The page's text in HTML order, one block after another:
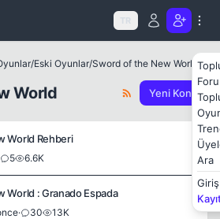
TR
Ara
Giriş
/Eski Oyunlar/Sword of the New World
World Yeni Konu
World Rehberi
5 6.6K
World : Granado Espada
· 30 13K